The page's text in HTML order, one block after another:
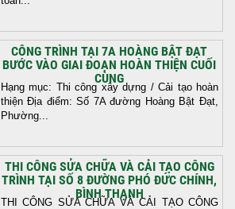
CÔNG TRÌNH TẠI 7A HOÀNG BẬT ĐẠT
BƯỚC VÀO GIAI ĐOẠN HOÀN THIỆN CUỐI
CÙNG
Hạng mục: Thi công xây dựng / Cải tạo hoàn
thiện Địa điểm: Số 7A đường Hoàng Bật Đạt,
Phường...
THI CÔNG SỬA CHỮA VÀ CẢI TẠO CÔNG
TRÌNH TẠI SỐ 8 ĐƯỜNG PHÓ ĐỨC CHÍNH,
BÌNH THẠNH
THI CÔNG SỬA CHỮA VÀ CẢI TẠO CÔNG